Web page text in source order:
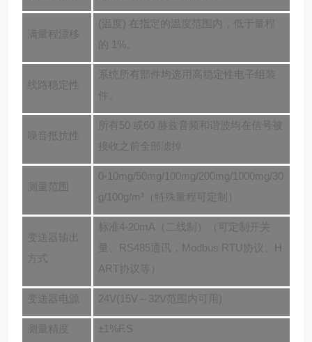
满量程漂移
(温度) 在指定的温度范围内，低于量程
的 1%。
线路稳定性
系统所有部件均选用高稳定性电子组装
件。
噪音抵抗性
所有50 或60 赫兹音频和谐波均在信号被
接收之前全部滤掉
测量范围
0-10mg/50mg/100mg/200mg/1000mg/30
g/100g/m³（特殊量程可定制）
变送器输出
方式
标准 4-20mA（二线制） （ 可定制开关
RS485通讯，Modbus RTU协议
H
ART协议等 ）
变送器电源 24V(15V～32V范围内可用)
±1% F.S